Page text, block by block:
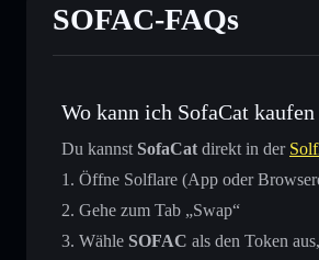
SOFAC-FAQs
Wo kann ich SofaCat kaufen
Du kannst SofaCat direkt in der
Öffne Solflare (App oder
Gehe zum Tab „Swap“
Wähle SOFAC als den Token